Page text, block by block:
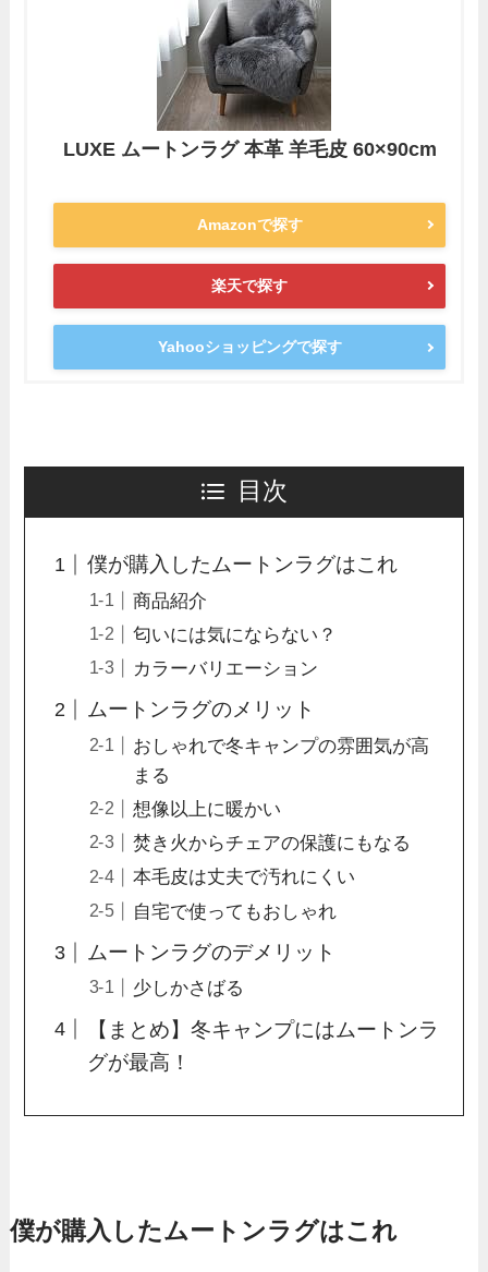
LUXE ムートンラグ 本革 羊毛皮 60×90cm
Amazonで探す
楽天で探す
Yahooショッピングで探す
目次
僕が購入したムートンラグはこれ
商品紹介
匂いには気にならない？
カラーバリエーション
ムートンラグのメリット
おしゃれで冬キャンプの雰囲気が高
まる
想像以上に暖かい
焚き火からチェアの保護にもなる
本毛皮は丈夫で汚れにくい
自宅で使ってもおしゃれ
ムートンラグのデメリット
少しかさばる
【まとめ】冬キャンプにはムートンラ
グが最高！
僕が購入したムートンラグはこれ